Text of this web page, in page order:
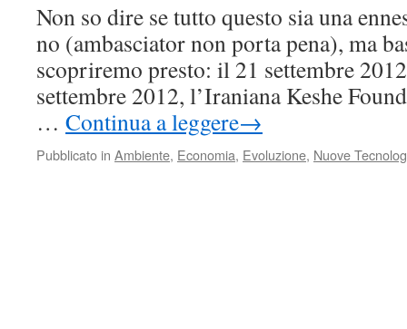
Non so dire se tutto questo sia una
no (ambasciator non porta pena), ma
scopriremo presto: il 21 settembre
settembre 2012, l’Iraniana Keshe
… Continua a leggere→
Pubblicato in Ambiente, Economia, Evoluzione, Nuove